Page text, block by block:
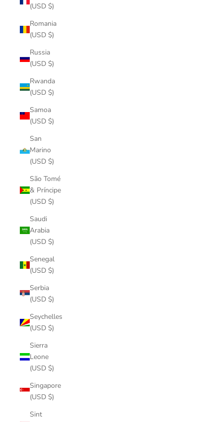
(USD $)
Romania
(USD $)
Russia
(USD $)
Rwanda
(USD $)
Samoa
(USD $)
San
Marino
(USD $)
São Tomé
& Príncipe
(USD $)
Saudi
Arabia
(USD $)
Senegal
(USD $)
Serbia
(USD $)
Seychelles
(USD $)
Sierra
Leone
(USD $)
Singapore
(USD $)
Sint